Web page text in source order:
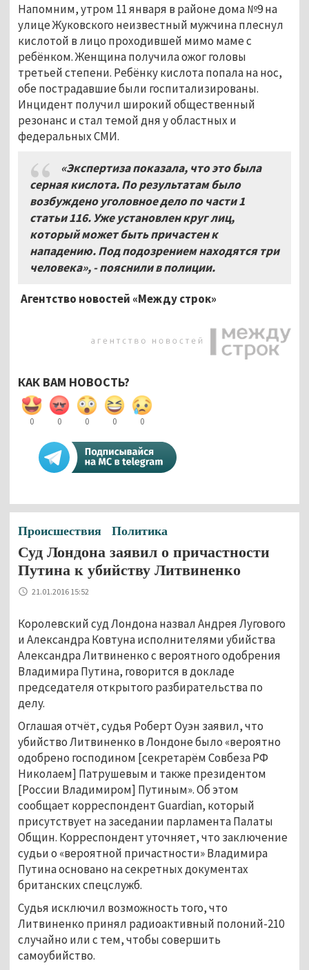
Напомним, утром 11 января в районе дома №9 на
улице Жуковского неизвестный мужчина плеснул
кислотой в лицо проходившей мимо маме с
ребёнком. Женщина получила ожог головы
третьей степени. Ребёнку кислота попала на нос,
обе пострадавшие были госпитализированы.
Инцидент получил широкий общественный
резонанс и стал темой дня у областных и
федеральных СМИ.
«Экспертиза показала, что это была
серная кислота. По результатам было
возбуждено уголовное дело по части 1
статьи 116. Уже установлен круг лиц,
который может быть причастен к
нападению. Под подозрением находятся три
человека», - пояснили в полиции.
Агентство новостей «Между строк»
КАК ВАМ НОВОСТЬ?
0 0 0 0 0
Происшествия Политика
Суд Лондона заявил о причастности
Путина к убийству Литвиненко
21.01.2016 15:52
Королевский суд Лондона назвал Андрея Лугового
и Александра Ковтуна исполнителями убийства
Александра Литвиненко с вероятного одобрения
Владимира Путина, говорится в докладе
председателя открытого разбирательства по
делу.
Оглашая отчёт, судья Роберт Оуэн заявил, что
убийство Литвиненко в Лондоне было «вероятно
одобрено господином [секретарём Совбеза РФ
Николаем] Патрушевым и также президентом
[России Владимиром] Путиным». Об этом
сообщает корреспондент Guardian, который
присутствует на заседании парламента Палаты
Общин. Корреспондент уточняет, что заключение
судьи о «вероятной причастности» Владимира
Путина основано на секретных документах
британских спецслужб.
Судья исключил возможность того, что
Литвиненко принял радиоактивный полоний-210
случайно или с тем, чтобы совершить
самоубийство.